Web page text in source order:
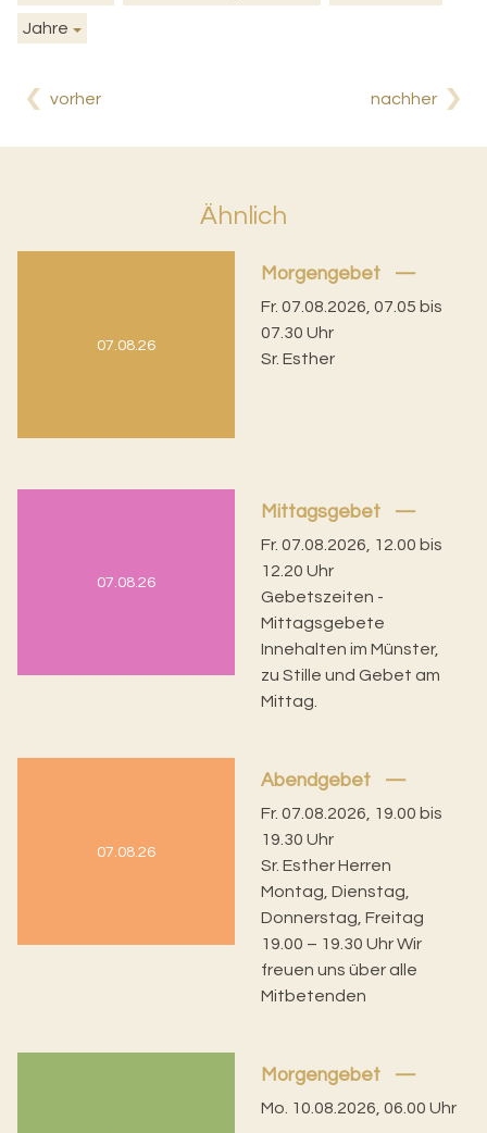
Jahre
vorher nachher
Ähnlich
07.08.26
Morgengebet
Fr. 07.08.2026, 07.05 bis
07.30 Uhr
Sr. Esther
07.08.26
Mittagsgebet
Fr. 07.08.2026, 12.00 bis
12.20 Uhr
Gebetszeiten -
Mittagsgebete
Innehalten im Münster,
zu Stille und Gebet am
Mittag.
07.08.26
Abendgebet
Fr. 07.08.2026, 19.00 bis
19.30 Uhr
Sr. Esther Herren
Montag, Dienstag,
Donnerstag, Freitag
19.00 – 19.30 Uhr Wir
freuen uns über alle
Mitbetenden
Morgengebet
Mo. 10.08.2026, 06.00 Uhr